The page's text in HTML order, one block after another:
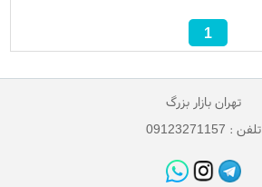
1
تهران بازار بزرگ
تلفن : 09123271157